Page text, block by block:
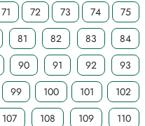
71 72 73 74
75
81 82 83
84
90 91 92
93
99 100 101
102
107 108 109
110